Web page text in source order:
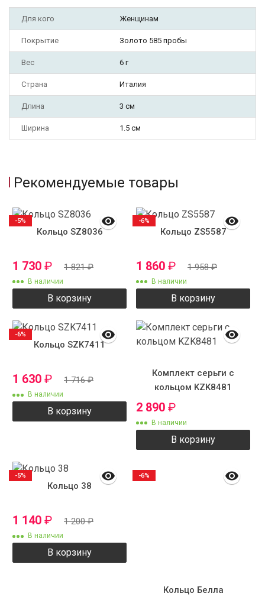
Для кого Женщинам
Покрытие Золото 585 пробы
Вес 6 г
Страна Италия
Длина 3 см
Ширина 1.5 см
Рекомендуемые товары
Кольцо SZ8036
1 730 ₽ 1 821₽
В наличии
В корзину
-5%
Кольцо ZS5587
1 860 ₽ 1 958₽
В наличии
В корзину
-6%
Кольцо SZK7411
1 630 ₽ 1 716₽
В наличии
В корзину
-6%
Комплект серьги с
кольцом KZK8481
2 890 ₽
В наличии
В корзину
Кольцо 38
1 140 ₽ 1 200₽
В наличии
В корзину
-5%
Кольцо Белла
-6%